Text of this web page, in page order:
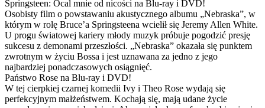
Springsteen: Ocal mnie od nicości na Blu-ray i DVD!
Osobisty film o powstawaniu akustycznego albumu „Nebraska”, w
którym w rolę Bruce’a Springsteena wcielił się Jeremy Allen White.
U progu światowej kariery młody muzyk próbuje pogodzić presję
sukcesu z demonami przeszłości. „Nebraska” okazała się punktem
zwrotnym w życiu Bossa i jest uznawana za jedno z jego
najbardziej ponadczasowych osiągnięć.
Państwo Rose na Blu-ray i DVD!
W tej cierpkiej czarnej komedii Ivy i Theo Rose wydają się
perfekcyjnym małżeństwem. Kochają się, mają udane życie